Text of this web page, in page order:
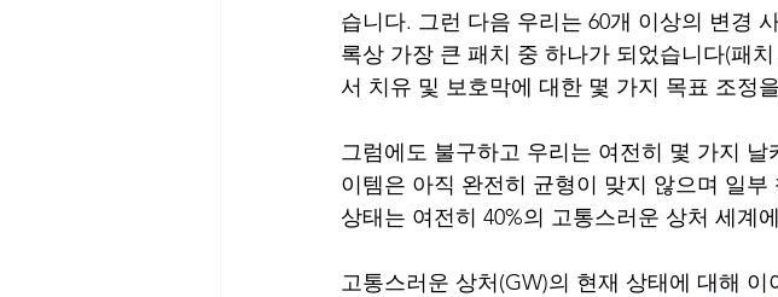
습니다. 그런 다음 우리는 60개 이상의 변경
록상 가장 큰 패치 중 하나가 되었습니다(패
서 치유 및 보호막에 대한 몇 가지 목표 조정
그럼에도 불구하고 우리는 여전히 몇 가지
이템은 아직 완전히 균형이 맞지 않으며 일
상태는 여전히 40%의 고통스러운 상처 세계
고통스러운 상처(GW)의 현재 상태에 대해